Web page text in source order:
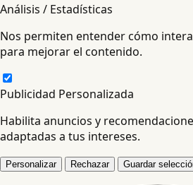
Análisis / Estadísticas
Nos permiten entender cómo
para mejorar el contenido.
Publicidad Personalizada
Habilita anuncios y
adaptadas a tus intereses.
Personalizar Rechazar Guardar